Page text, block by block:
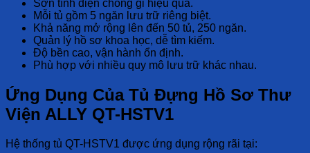
Sơn tĩnh điện chống gỉ hiệu quả.
Mỗi tủ gồm 5 ngăn lưu trữ riêng biệt.
Khả năng mở rộng lên đến 50 tủ, 250 ngăn.
Quản lý hồ sơ khoa học, dễ tìm kiếm.
Độ bền cao, vận hành ổn định.
Phù hợp với nhiều quy mô lưu trữ khác nhau.
Ứng Dụng Của Tủ Đựng Hồ Sơ Thư
Viện ALLY QT-HSTV1
Hệ thống tủ QT-HSTV1 được ứng dụng rộng rãi tại: